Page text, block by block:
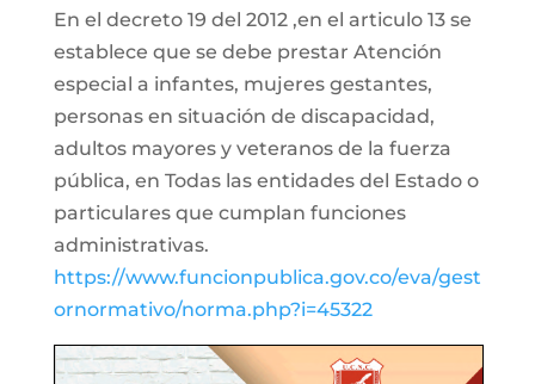
En el decreto 19 del 2012 ,en el articulo 13 se
establece que se debe prestar Atención
especial a infantes, mujeres gestantes,
personas en situación de discapacidad,
adultos mayores y veteranos de la fuerza
pública, en Todas las entidades del Estado o
particulares que cumplan funciones
administrativas.
https://www.funcionpublica.gov.co/eva/gest
ornormativo/norma.php?i=45322